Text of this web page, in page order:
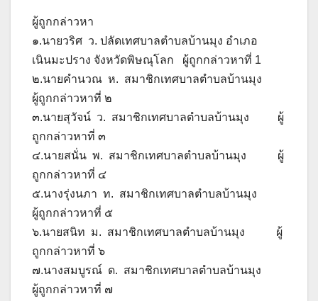
ผู้ถูกกล่าวหา
๑.นายวริศ ว. ปลัดเทศบาลตำบลบ้านมุง อำเภอ
เนินมะปราง จังหวัดพิษณุโลก ผู้ถูกกล่าวหาที่ 1
๒.นายคำนวณ ห. สมาชิกเทศบาลตำบลบ้านมุง
ผู้ถูกกล่าวหาที่ ๒
๓.นายสุวัจน์ ว. สมาชิกเทศบาลตำบลบ้านมุง ผู้
ถูกกล่าวหาที่ ๓
๔.นายสนั่น พ. สมาชิกเทศบาลตำบลบ้านมุง ผู้
ถูกกล่าวหาที่ ๔
๕.นางรุ่งนภา ท. สมาชิกเทศบาลตำบลบ้านมุง
ผู้ถูกกล่าวหาที่ ๕
๖.นายสนิท ม. สมาชิกเทศบาลตำบลบ้านมุง ผู้
ถูกกล่าวหาที่ ๖
๗.นางสมบูรณ์ ด. สมาชิกเทศบาลตำบลบ้านมุง
ผู้ถูกกล่าวหาที่ ๗